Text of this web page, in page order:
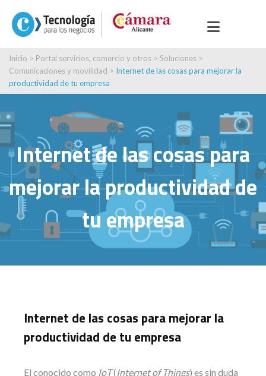
Inicio > Portal servicios, comercio y otros > Soluciones >
Comunicaciones y movilidad > Internet de las cosas para mejorar la
productividad de tu empresa
Internet de las cosas para
mejorar la productividad de
tu empresa
Internet de las cosas para mejorar la
productividad de tu empresa
El conocido como IoT(Internet of Things) es sin duda